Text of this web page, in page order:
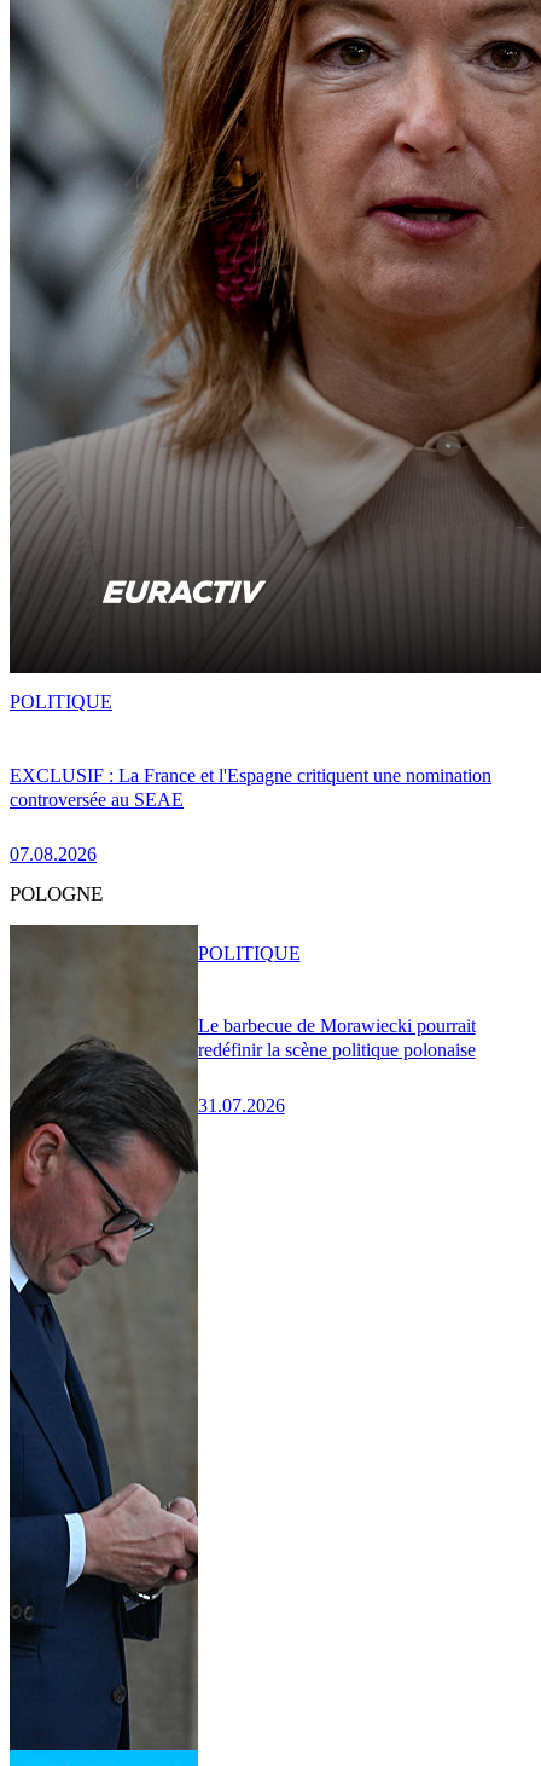
EXCLUSIF : La France et l'Espagne critiquent une nomination
controversée au SEAE
07.08.2026
POLITIQUE
POLOGNE
Le barbecue de Morawiecki pourrait
redéfinir la scène politique polonaise
31.07.2026
POLITIQUE